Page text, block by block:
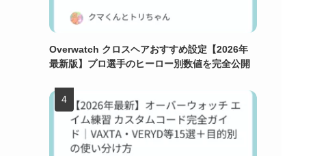
Overwatch クロスヘアおすすめ設定【2026年
最新版】プロ選手のヒーロー別数値を完全公開